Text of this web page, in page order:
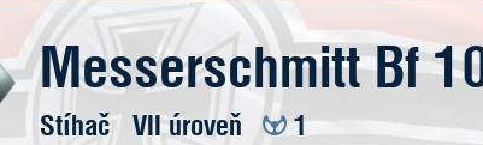
Messerschmitt Bf
Stíhač VII úroveň 1